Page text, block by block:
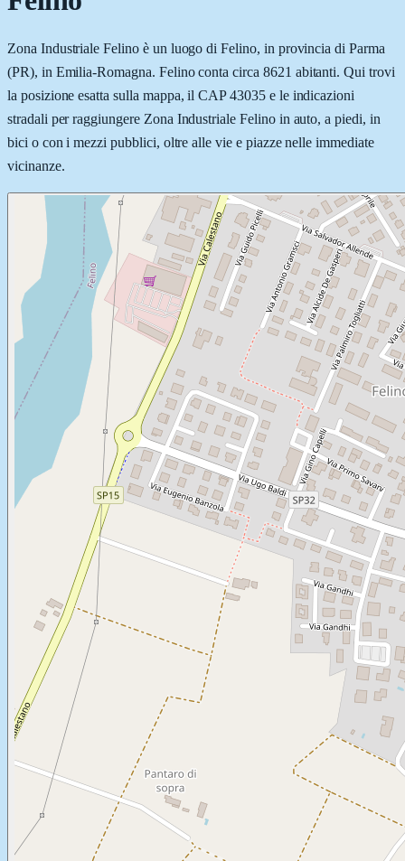
Zona Industriale Felino è un luogo di Felino, in provincia di Parma
(PR), in Emilia-Romagna. Felino conta circa 8621 abitanti. Qui trovi
la posizione esatta sulla mappa, il CAP 43035 e le indicazioni
stradali per raggiungere Zona Industriale Felino in auto, a piedi, in
bici o con i mezzi pubblici, oltre alle vie e piazze nelle immediate
vicinanze.